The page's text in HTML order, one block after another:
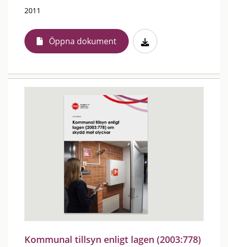
2011
Öppna dokument
Kommunal tillsyn enligt lagen (2003:778)